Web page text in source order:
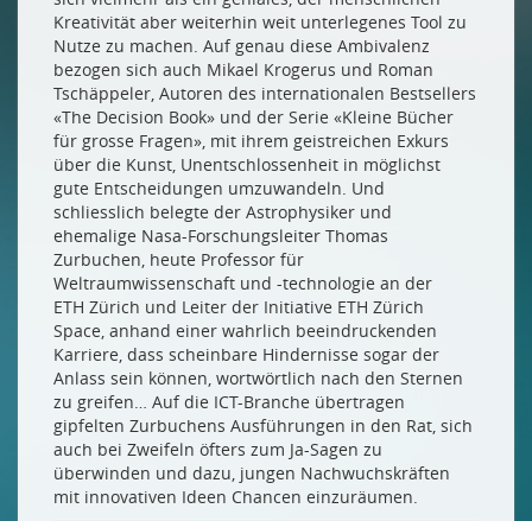
Kreativität aber weiterhin weit unterlegenes Tool zu
Nutze zu machen. Auf genau diese Ambivalenz
bezogen sich auch Mikael Krogerus und Roman
Tschäppeler, Autoren des internationalen Bestsellers
«The Decision Book» und der Serie «Kleine Bücher
für grosse Fragen», mit ihrem geistreichen Exkurs
über die Kunst, Unentschlossenheit in möglichst
gute Entscheidungen umzuwandeln. Und
schliesslich belegte der Astrophysiker und
ehemalige Nasa-Forschungsleiter Thomas
Zurbuchen, heute Professor für
Weltraumwissenschaft und -technologie an der
ETH Zürich und Leiter der Initiative ETH Zürich
Space, anhand einer wahrlich beeindruckenden
Karriere, dass scheinbare Hindernisse sogar der
Anlass sein können, wortwörtlich nach den Sternen
zu greifen… Auf die ICT-Branche übertragen
gipfelten Zurbuchens Ausführungen in den Rat, sich
auch bei Zweifeln öfters zum Ja-Sagen zu
überwinden und dazu, jungen Nachwuchskräften
mit innovativen Ideen Chancen einzuräumen.